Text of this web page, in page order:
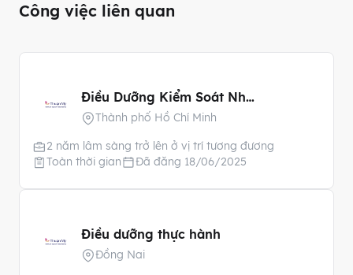
Công việc liên quan
Điều Dưỡng Kiểm Soát Nhiễm Khuẩn
Thành phố Hồ Chí Minh
2 năm lâm sàng trở lên ở vị trí tương đương
Toàn thời gian
Đã đăng 18/06/2025
Điều dưỡng thực hành
Đồng Nai